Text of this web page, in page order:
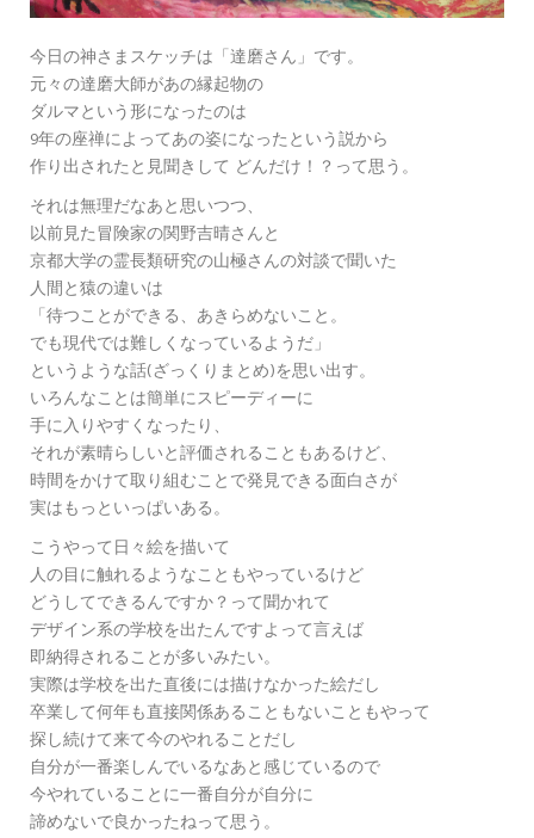
今日の神さまスケッチは「達磨さん」です。
元々の達磨大師があの縁起物の
ダルマという形になったのは
9年の座禅によってあの姿になったという説から
作り出されたと見聞きして どんだけ！？って思う。
それは無理だなあと思いつつ、
以前見た冒険家の関野吉晴さんと
京都大学の霊長類研究の山極さんの対談で聞いた
人間と猿の違いは
「待つことができる、あきらめないこと。
でも現代では難しくなっているようだ」
というような話(ざっくりまとめ)を思い出す。
いろんなことは簡単にスピーディーに
手に入りやすくなったり、
それが素晴らしいと評価されることもあるけど、
時間をかけて取り組むことで発見できる面白さが
実はもっといっぱいある。
こうやって日々絵を描いて
人の目に触れるようなこともやっているけど
どうしてできるんですか？って聞かれて
デザイン系の学校を出たんですよって言えば
即納得されることが多いみたい。
実際は学校を出た直後には描けなかった絵だし
卒業して何年も直接関係あることもないこともやって
探し続けて来て今のやれることだし
自分が一番楽しんでいるなあと感じているので
今やれていることに一番自分が自分に
諦めないで良かったねって思う。